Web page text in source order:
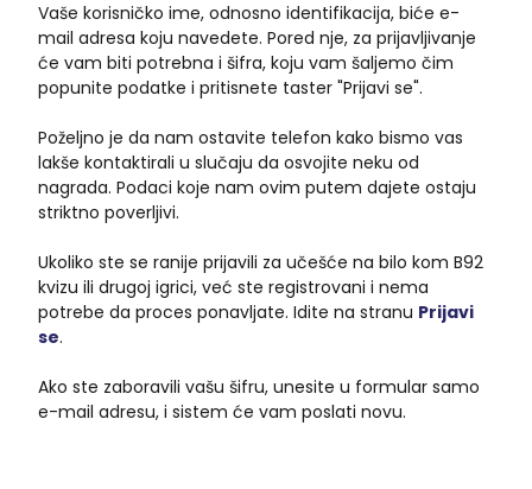
Vaše korisničko ime, odnosno identifikacija, biće e-
mail adresa koju navedete. Pored nje, za prijavljivanje
će vam biti potrebna i šifra, koju vam šaljemo čim
popunite podatke i pritisnete taster "Prijavi se".
Poželjno je da nam ostavite telefon kako bismo vas
lakše kontaktirali u slučaju da osvojite neku od
nagrada. Podaci koje nam ovim putem dajete ostaju
striktno poverljivi.
Ukoliko ste se ranije prijavili za učešće na bilo kom B92
kvizu ili drugoj igrici, već ste registrovani i nema
potrebe da proces ponavljate. Idite na stranu Prijavi
se.
Ako ste zaboravili vašu šifru, unesite u formular samo
e-mail adresu, i sistem će vam poslati novu.